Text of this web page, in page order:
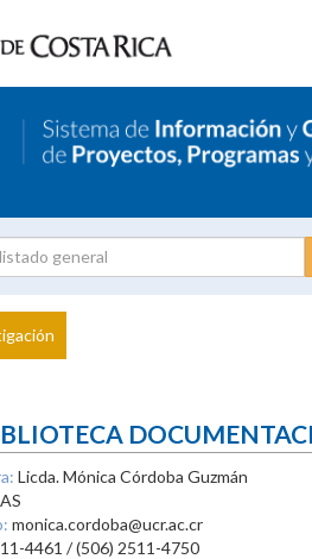
Investigador
Licda. Mónica Córdoba Guzmán
monica.cordoba@ucr.ac.cr
4461 / (506) 2511-4750